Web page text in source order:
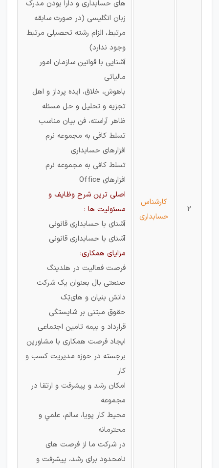
2
کارشناس
حسابداری
های حسابداری و دارا بودن مدرک
زبان انگلیسی (در صورت سابقه
مرتبط، الزام رشته تحصیلی مرتبط
وجود ندارد)
آشنایی با قوانین سازمان امور
مالیاتی
باهوش، خلاق، ایده پرداز و اهل
تجزيه و تحليل و حل مسئله
ظاهر آراسته، فن بیان مناسب
تسلط کافی به مجموعه نرم
افزارهای حسابداری
تسلط کافی به مجموعه نرم
افزارهای Office
اصلی ترین شرح وظایف و
مسئولیت ها :
آشنای با حسابداری قانونی
آشنای با حسابداری قانونی
مزایای همکاری:
فرصت فعاليت در هلدينگ
صنعتی بال بعنوان يک شركت
دانش بنيان و های‌تِک
حقوق مبتنی بر شایستگی
قرارداد و بیمه تامین اجتماعی
ايجاد فرصت همكاری با مشاورين
برجسته در حوزه مديريت كسب و
كار
امکان رشد و پیشرفت و ارتقا در
مجموعه
محیط کار پویا، سالم، علمي و
محترمانه
در شرکت ما از فرصت های
نامحدود برای رشد، پیشرفت و